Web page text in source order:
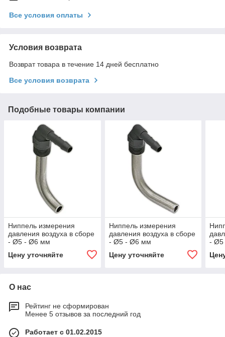
Все условия оплаты
Условия возврата
Возврат товара в течение 14 дней бесплатно
Все условия возврата
Подобные товары компании
Ниппель измерения
давления воздуха в сборе
- Ø5 - Ø6 мм
Цену уточняйте
Ниппель измерения
давления воздуха в сборе
- Ø5 - Ø6 мм
Цену уточняйте
-
О нас
Рейтинг не сформирован
Менее 5 отзывов за последний год
Работает с 01.02.2015